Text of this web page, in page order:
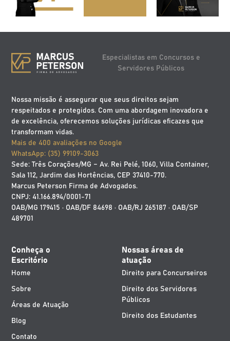
Especialistas em Concursos e
Servidores Públicos
Nossa missão é assegurar que seus direitos sejam
respeitados e protegidos. Com uma abordagem inovadora e
de excelência, oferecemos soluções jurídicas eficazes que
transformam vidas.
Mais de 400 avaliações no Google
WhatsApp: (35) 99109-3063
Sede: Três Corações/MG – Av. Rei Pelé, 1060, Villa Container,
Sala 112, Jardim das Hortências, CEP 37410-770.
Marcus Peterson Firma de Advogados.
CNPJ: 41.166.894/0001-71
OAB/MG 179415 · OAB/DF 84698 · OAB/RJ 265187 · OAB/SP
489701
Conheça o
Escritório
Home
Sobre
Áreas de Atuação
Blog
Contato
Nossas áreas de
atuação
Direito para Concurseiros
Direito dos Servidores
Públicos
Direito dos Estudantes